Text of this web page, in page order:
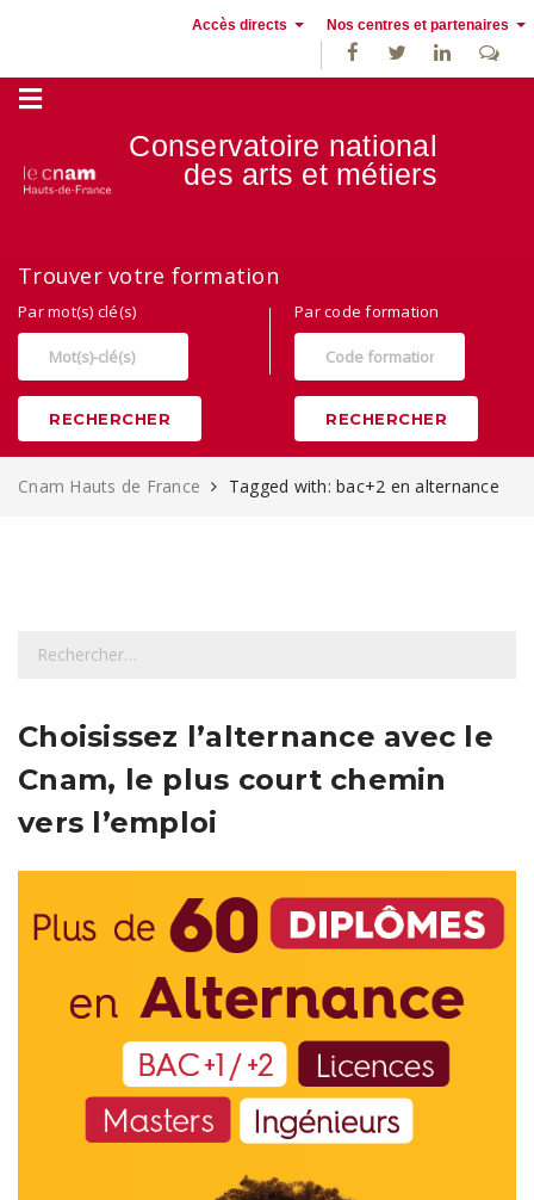
Accès directs Nos centres et partenaires
France
Conservatoire national
des arts et métiers
Trouver votre formation
Par mot(s) clé(s)
RECHERCHER
Par code formation
RECHERCHER
Cnam Hauts de France Tagged with: bac+2 en alternance
h
r
c
e
Choisissez l’alternance avec le
Cnam, le plus court chemin
vers l’emploi